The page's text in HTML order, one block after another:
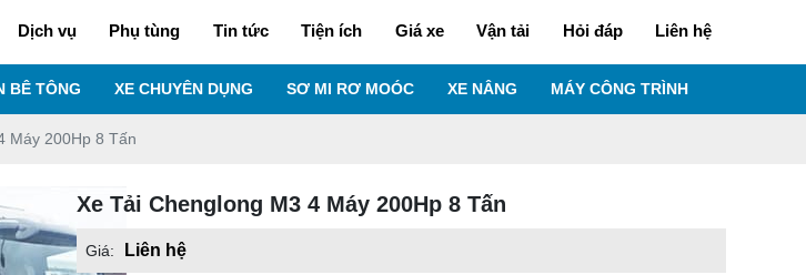
Dịch vụ Phụ tùng Tin tức Tiện ích Giá xe Vận tải Hỏi đáp Liên hệ
BÊ TÔNG XE CHUYÊN DỤNG SƠ MI RƠ MOÓC XE NÂNG MÁY CÔNG TRÌNH
Máy 200Hp 8 Tấn
Xe Tải Chenglong M3 4 Máy 200Hp 8 Tấn
Giá:
Liên hệ